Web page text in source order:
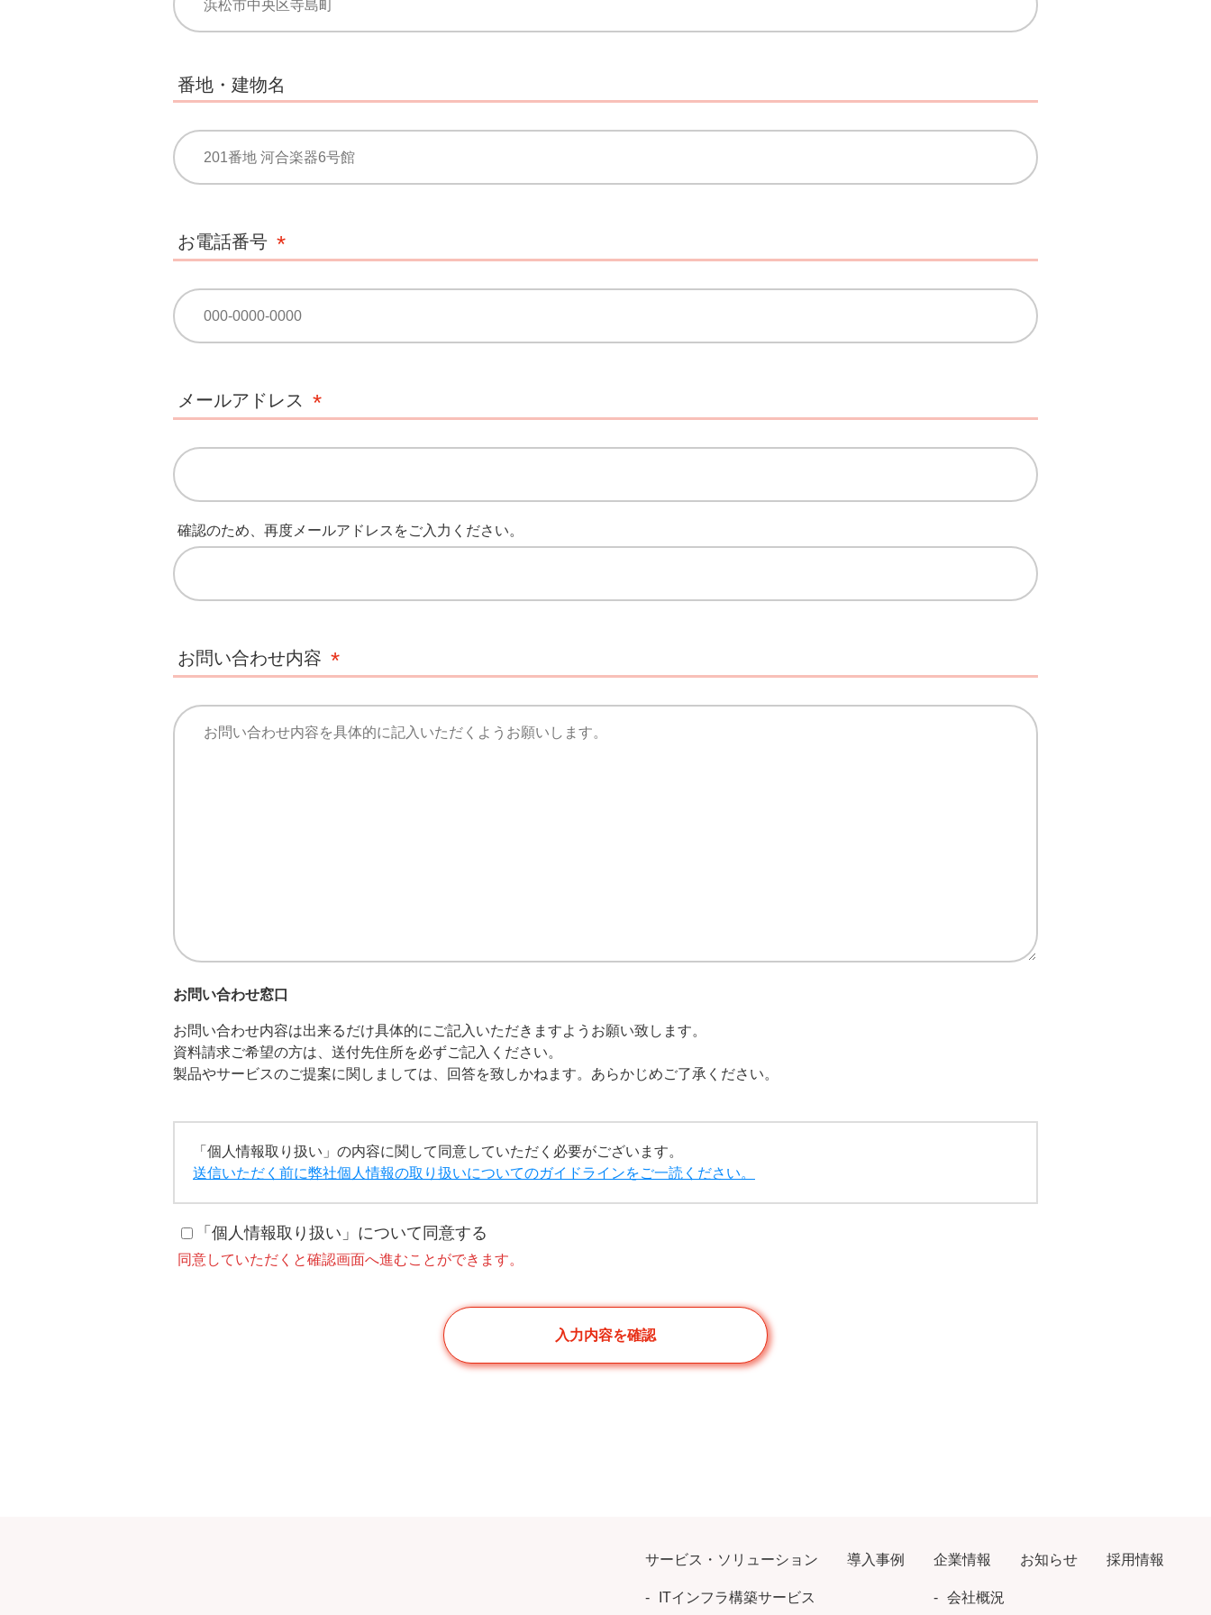
番地・建物名
お電話番号
メールアドレス
確認のため、再度メールアドレスをご入力ください。
お問い合わせ内容
お問い合わせ窓口
お問い合わせ内容は出来るだけ具体的にご記入いただきますようお願い致します。
資料請求ご希望の方は、送付先住所を必ずご記入ください。
製品やサービスのご提案に関しましては、回答を致しかねます。あらかじめご了承ください。
「個人情報取り扱い」の内容に関して同意していただく必要がございます。
送信いただく前に弊社個人情報の取り扱いについてのガイドラインをご一読ください。
「個人情報取り扱い」について同意する
同意していただくと確認画面へ進むことができます。
サービス・ソリューション
ITインフラ構築サービス
導入事例 企業情報
会社概況
お知らせ 採用情報